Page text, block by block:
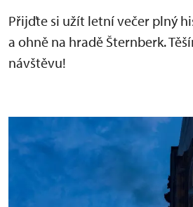
Přijďte si užít letní večer plný
a ohně na hradě Šternberk.
návštěvu!